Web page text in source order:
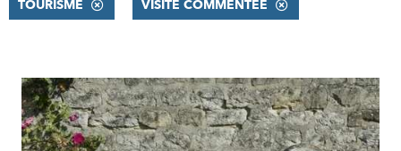
TOURISME VISITE COMMENTÉE
RÉSULTATS